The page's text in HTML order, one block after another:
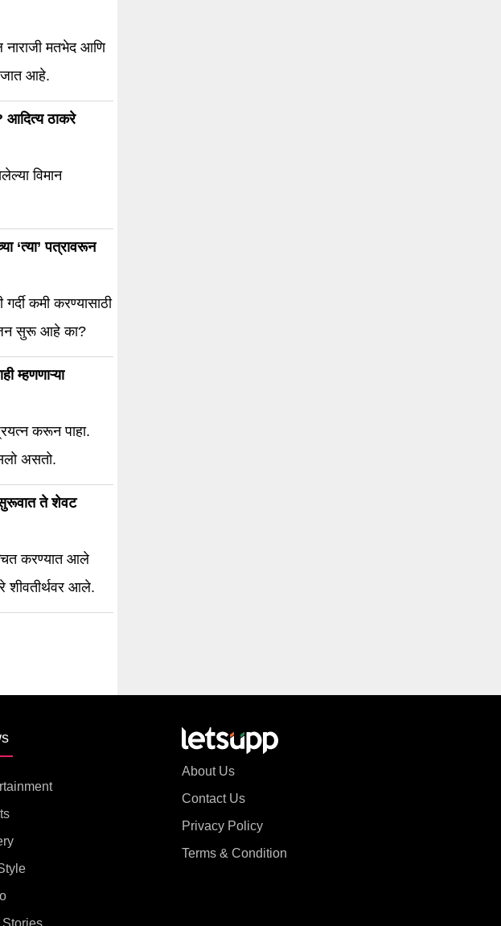
नाराजी मतभेद आणि
जात आहे.
आदित्य ठाकरे
विमान
‘त्या’ पत्रावरून
कमी करण्यासाठी
सुरू आहे का?
म्हणणाऱ्या
करून पाहा.
असतो.
ते शेवट
करण्यात आले
शीवतीर्थवर आले.
About Us
Contact Us
Privacy Policy
Terms & Condition